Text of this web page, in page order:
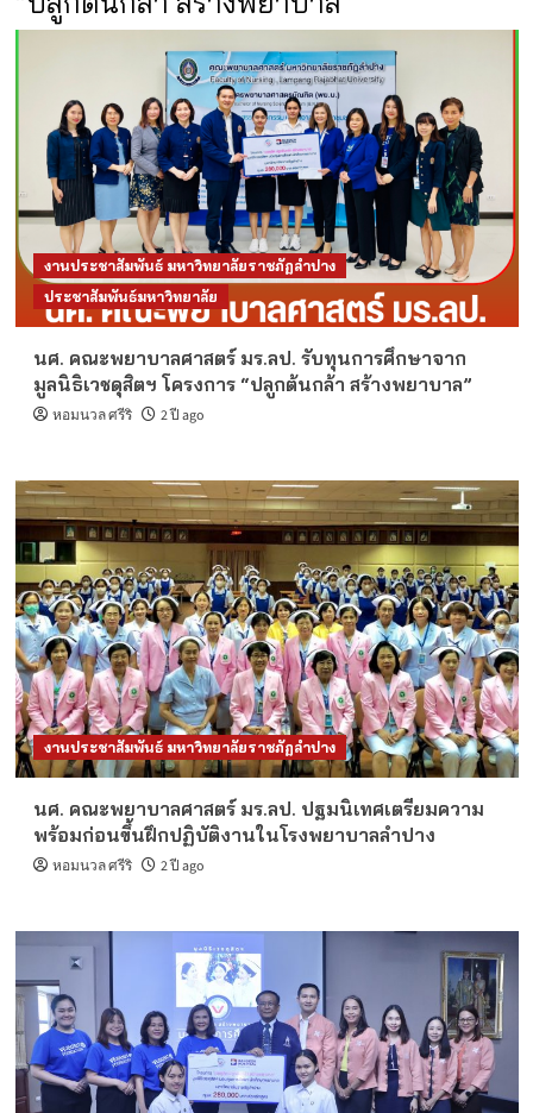
งานประชาสัมพันธ์ มหาวิทยาลัยราชภัฏลำปาง
ประชาสัมพันธ์มหาวิทยาลัย
นศ. คณะพยาบาลศาสตร์ มร.ลป. รับทุนการศึกษาจาก
มูลนิธิเวชดุสิตฯ โครงการ “ปลูกต้นกล้า สร้างพยาบาล”
หอมนวล ศรีริ 2 ปี ago
งานประชาสัมพันธ์ มหาวิทยาลัยราชภัฏลำปาง
นศ. คณะพยาบาลศาสตร์ มร.ลป. ปฐมนิเทศเตรียมความ
พร้อมก่อนขึ้นฝึกปฏิบัติงานในโรงพยาบาลลำปาง
หอมนวล ศรีริ 2 ปี ago